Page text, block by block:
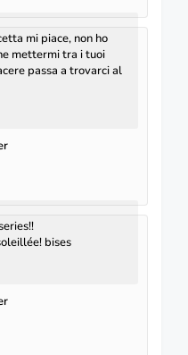
mi piace, non ho
mettermi tra i tuoi
passa a trovarci al
bises